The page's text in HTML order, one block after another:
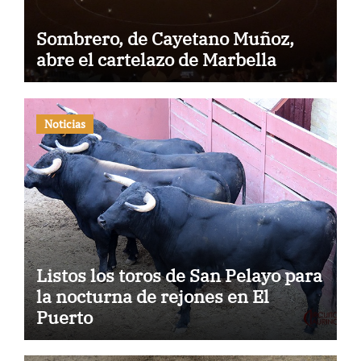
Sombrero, de Cayetano Muñoz,
abre el cartelazo de Marbella
Noticias
Listos los toros de San Pelayo para
la nocturna de rejones en El
Puerto